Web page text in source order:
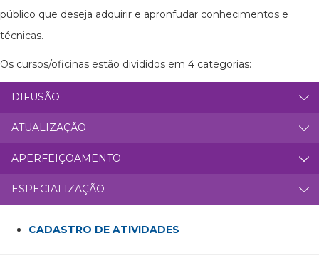
público que deseja adquirir e apronfudar conhecimentos e
técnicas.
Os cursos/oficinas estão divididos em 4 categorias:
DIFUSÃO
ATUALIZAÇÃO
APERFEIÇOAMENTO
ESPECIALIZAÇÃO
CADASTRO DE ATIVIDADES